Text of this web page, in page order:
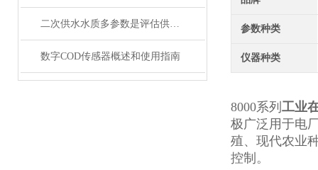
二次供水水质多参数是评估供水安全的关键指标
数字COD传感器概述和使用指南
参数种类
仪器种类
8000系列 工业
极广泛用于电
殖、现代农业
控制。